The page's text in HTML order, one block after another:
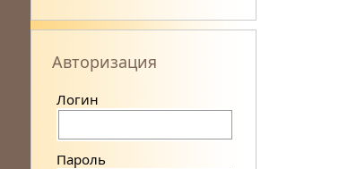
Авторизация
Логин
Пароль